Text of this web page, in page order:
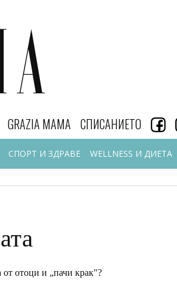
СПОРТ И ЗДРАВЕ WELLNESS И ДИЕТА
GRAZIA MAMA СПИСАНИЕТО
от отоци и „пачи крак"?